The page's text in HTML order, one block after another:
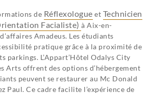
de Réflexologue et Technicien
Facialiste) à Aix-en-
Amadeus. Les étudiants
pratique grâce à la proximité de
parkings. L’Appart’Hôtel Odalys City
Arts offrent des options d’hébergement
peuvent se restaurer au Mc Donald
Paul. Ce cadre facilite l’expérience de